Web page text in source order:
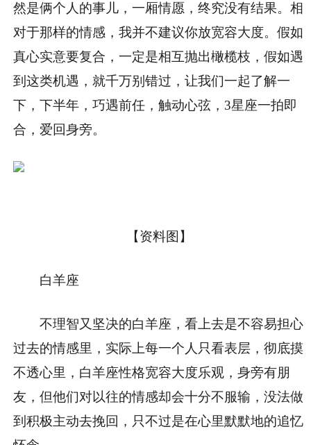
然是俩个人的事儿，一厢情愿，终究没有结果。相
对于那样的情感，我并不建议你放宽容大度。假如
真心实意要复合，一定是相互抛出橄榄枝，假如遇
到这类机遇，就千万别错过，让我们一起了解一
下，下半年，巧遇前任，触动心弦，3星座一拍即
合，爱回身旁。
【资料图】
白羊座
不理智又坚决的白羊座，看上去是不容易担心
过去的情感里，实际上每一个人只看表层，彻底摸
不透心里，白羊座性格宽容大度乐观，身旁有朋
友，但他们对以往的情感却会十分不服输，没法做
到积极主动去挽回，只不过是在心里默默地的追忆